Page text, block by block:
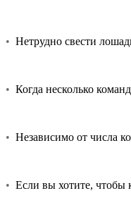
• Нетрудно свести
• Когда несколько
• Независимо от числа
• Если вы хотите, чтобы